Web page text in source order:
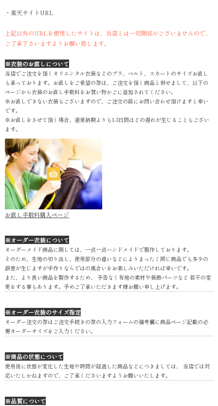
・楽天サイトURL
上記以外のURLを使用したサイトは、当店とは一切関係がございませんので、
ご了承下さいますようお願い致します。
※衣装のお直しについて
当店でご注文を頂くオリエンタル衣装などのブラ、ベルト、スカートのサイズお直し
も承っております。お直しをご希望の際は、ご注文を頂く商品と併せまして、以下の
ページから衣装のお直し手数料をお買い物かごに追加されてください。
※お直しできない衣装もございますので、ご注文の前にお問い合わせ頂けますと幸い
です。
※お直しをさせて頂く場合、通常納期よりも1-3日間ほどの遅れが生じることもござい
ます。
お直し手数料購入ページ
※オーダー衣装について
オーダーメイド商品に関しては、一点一点ハンドメイドで製作しております。
そのため、生地の切り出し、使用部分の違いなどによりまったく同じ商品でも多少の
誤差が生じますが手作りならではの風合いをお楽しみいただければ幸いです。
また、より良い商品を製作するため、 予告なく布地の素材や装飾パーツなど 若干の変
更をする事もあります。予めご了承いただきます様お願い申し上げます。
※オーダー衣装のサイズ指定
オーダー注文の際はご注文手続きの際の入力フォームの備考欄に商品ページ記載の必
要オーダーサイズをご入力ください。
※商品の状態について
使用後に状態が変化した生地や時間が経過した商品などにつきましては、 当店では対
応いたしかねますので、ご了承くださいますようお願いいたします。
※品質について